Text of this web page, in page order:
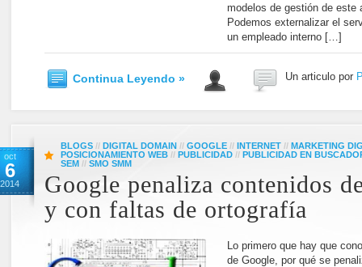
modelos de gestión de este
Podemos externalizar el
un empleado interno […]
Continua Leyendo » Un articulo por
oct
6
2014
BLOGS // DIGITAL DOMAIN // GOOGLE // INTERNET // MARKETING
POSICIONAMIENTO WEB // PUBLICIDAD // PUBLICIDAD EN
SEM // SMO SMM
Google penaliza contenidos
y con faltas de ortografía
Lo primero que hay que
de Google, por qué se